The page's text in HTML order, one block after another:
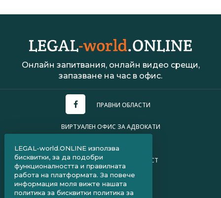
Онлайн запитвания, онлайн видео срещи,
запазване на час в офис.
ПРАВНИ ОБЛАСТИ
ВИРТУАЛЕН ОФИС ЗА АДВОКАТИ
ПОЛИТИКА ЗА ПОВЕРИТЕЛНОСТ
ЧЗВ ЗА КЛИЕНТИ
ЧЗВ ЗА АДВОКАТИ
LEGAL-world.ONLINE използва
бисквитки, за да подобри
функционалността и правилната
работа на платформата. За повече
информация моля вижте нашата
политика за бисквитки политика за